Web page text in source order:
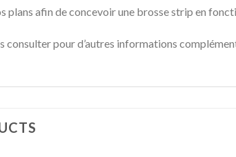
plans afin de concevoir une brosse strip en
consulter pour d’autres informations